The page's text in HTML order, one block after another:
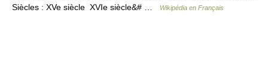
Siècles : XVe siècle XVIe siècle&# …
Wikipédia en Français